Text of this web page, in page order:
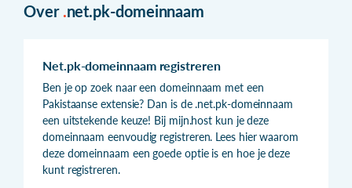
Over .net.pk-domeinnaam
Net.pk-domeinnaam registreren
Ben je op zoek naar een domeinnaam met een
Pakistaanse extensie? Dan is de .net.pk-domeinnaam
een uitstekende keuze! Bij mijn.host kun je deze
domeinnaam eenvoudig registreren. Lees hier waarom
deze domeinnaam een goede optie is en hoe je deze
kunt registreren.